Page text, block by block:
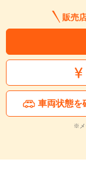
販売
車両状態を
※メ